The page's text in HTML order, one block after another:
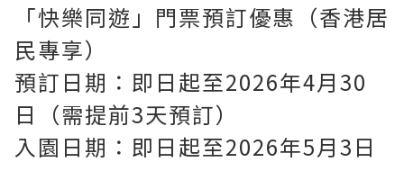
「快樂同遊」門票預訂優惠（香港居
民專享）
預訂日期：即日起至2026年4月30
日（需提前3天預訂）
入園日期：即日起至2026年5月3日